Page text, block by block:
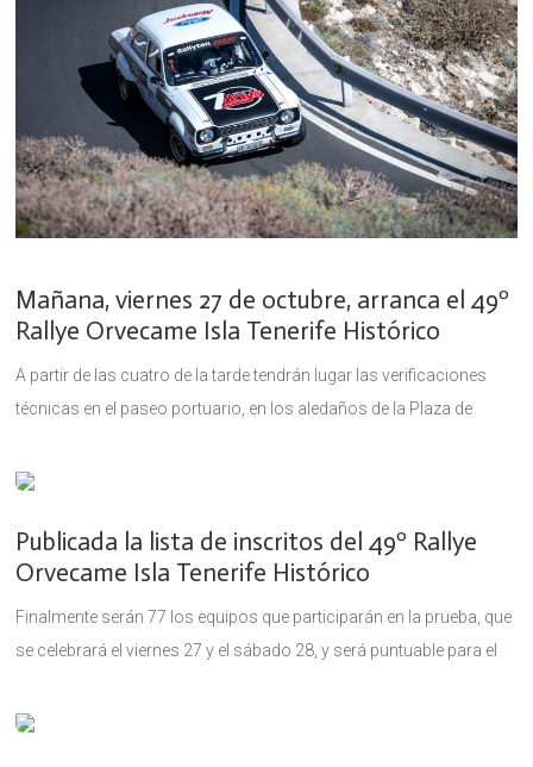
Mañana, viernes 27 de octubre, arranca el 49º
Rallye Orvecame Isla Tenerife Histórico
A partir de las cuatro de la tarde tendrán lugar las verificaciones
técnicas en el paseo portuario, en los aledaños de la Plaza de
Publicada la lista de inscritos del 49º Rallye
Orvecame Isla Tenerife Histórico
Finalmente serán 77 los equipos que participarán en la prueba, que
se celebrará el viernes 27 y el sábado 28, y será puntuable para el